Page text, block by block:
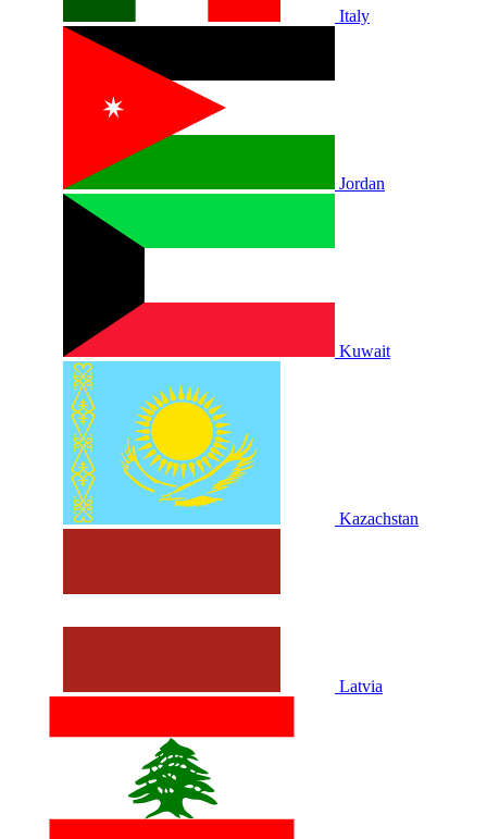
Italy
Jordan
Kuwait
Kazachstan
Latvia